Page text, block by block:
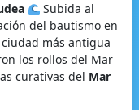
Subida al
del bautismo en
más antigua
los rollos del Mar
curativas del Mar